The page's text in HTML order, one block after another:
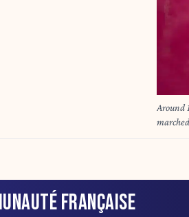
Around
measures
FRANÇAISE